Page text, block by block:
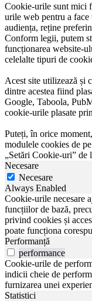
Cookie-urile sunt mici
urile web pentru a
audiența, reține
Conform legii, putem
funcționarea website-
celelalte tipuri de
Acest site utilizează și
dintre acestea fiind
Google, Taboola,
cookie-urile plasate
Puteți, în orice
modulele cookies de
„Setări Cookie-uri” de
Necesare
Necesare
Always Enabled
Cookie-urile necesare
funcțiilor de bază,
privind cookies și
poate funcționa
Performanță
performance
Cookie-urile de
indicii cheie de
furnizarea unei
Statistici